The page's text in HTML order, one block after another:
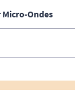
Micro-Ondes